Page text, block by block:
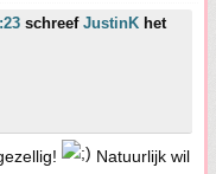
schreef JustinK het
Natuurlijk wil